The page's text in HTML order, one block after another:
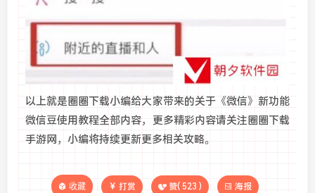
以上就是圈圈下载小编给大家带来的关于《微信》新功能
微信豆使用教程全部内容，更多精彩内容请关注圈圈下载
手游网，小编将持续更新更多相关攻略。
收藏 打赏 赞( 523 ) 海报